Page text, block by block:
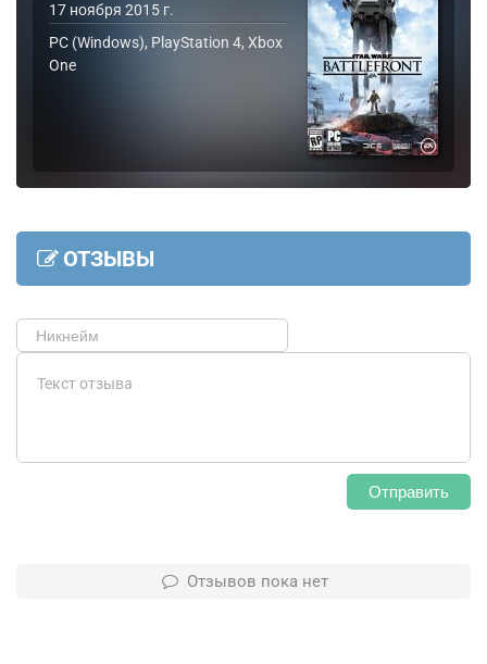
17 ноября 2015 г.
PC (Windows), PlayStation 4, Xbox
One
ОТЗЫВЫ
Отправить
Отзывов пока нет